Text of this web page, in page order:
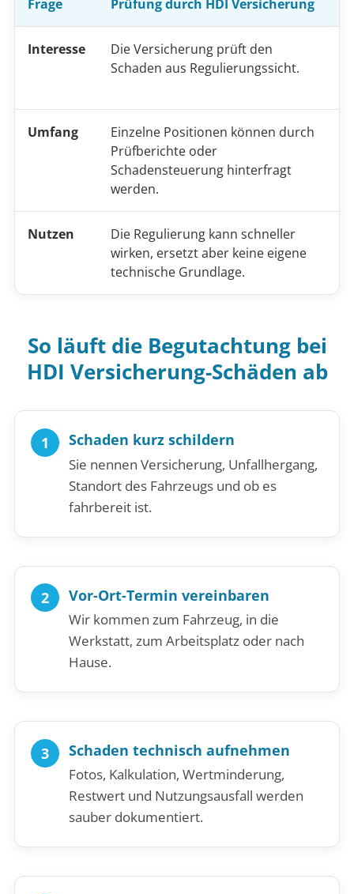
Frage Prüfung durch HDI Versicherung
Interesse
Die Versicherung prüft den
Schaden aus Regulierungssicht.
Umfang
Einzelne Positionen können durch
Prüfberichte oder
Schadensteuerung hinterfragt
werden.
Nutzen
Die Regulierung kann schneller
wirken, ersetzt aber keine eigene
technische Grundlage.
So läuft die Begutachtung bei
HDI Versicherung-Schäden ab
Schaden kurz schildern
Sie nennen Versicherung, Unfallhergang,
Standort des Fahrzeugs und ob es
fahrbereit ist.
Vor-Ort-Termin vereinbaren
Wir kommen zum Fahrzeug, in die
Werkstatt, zum Arbeitsplatz oder nach
Hause.
Schaden technisch aufnehmen
Fotos, Kalkulation, Wertminderung,
Restwert und Nutzungsausfall werden
sauber dokumentiert.